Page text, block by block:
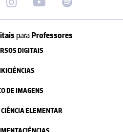
paraProfessores
DIGITAIS
DE IMAGENS
ELEMENTAR